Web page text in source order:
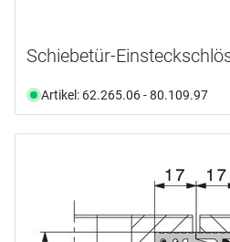
Schiebetür-
Artikel: 62.265.06 - 80.109.97